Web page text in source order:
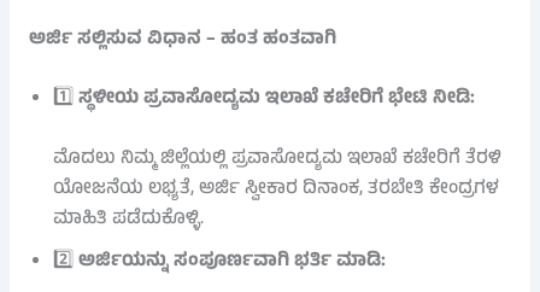
ಅರ್ಜಿ ಸಲ್ಲಿಸುವ ವಿಧಾನ – ಹಂತ ಹಂತವಾಗಿ
1️⃣ಸ್ಥಳೀಯ ಪ್ರವಾಸೋದ್ಯಮ ಇಲಾಖೆ ಕಚೇರಿಗೆ ಭೇಟಿ ನೀಡಿ:
ಮೊದಲು ನಿಮ್ಮ ಜಿಲ್ಲೆಯಲ್ಲಿ ಪ್ರವಾಸೋದ್ಯಮ ಇಲಾಖೆ ಕಚೇರಿಗೆ ತೆರಳಿ
ಯೋಜನೆಯ ಲಭ್ಯತೆ, ಅರ್ಜಿ ಸ್ವೀಕಾರ ದಿನಾಂಕ, ತರಬೇತಿ ಕೇಂದ್ರಗಳ
ಮಾಹಿತಿ ಪಡೆದುಕೊಳ್ಳಿ.
2️⃣ಅರ್ಜಿಯನ್ನು ಸಂಪೂರ್ಣವಾಗಿ ಭರ್ತಿ ಮಾಡಿ: